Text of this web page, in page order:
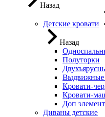
Назад
Детские кровати
Назад
Полуторки
Выдвижные
Кровати-
Кровати-
Доп
Диваны детские